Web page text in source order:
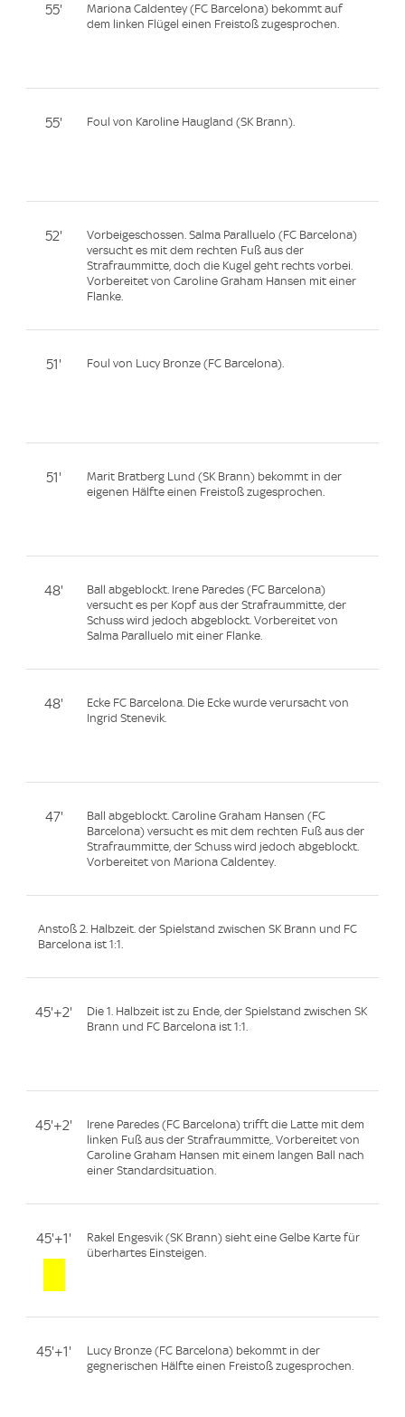
55'
Mariona Caldentey (FC Barcelona) bekommt auf
dem linken Flügel einen Freistoß zugesprochen.
55' Foul von Karoline Haugland (SK Brann).
52'
Vorbeigeschossen. Salma Paralluelo (FC Barcelona)
versucht es mit dem rechten Fuß aus der
Strafraummitte, doch die Kugel geht rechts vorbei.
Vorbereitet von Caroline Graham Hansen mit einer
Flanke.
51' Foul von Lucy Bronze (FC Barcelona).
51'
Marit Bratberg Lund (SK Brann) bekommt in der
eigenen Hälfte einen Freistoß zugesprochen.
48'
Ball abgeblockt. Irene Paredes (FC Barcelona)
versucht es per Kopf aus der Strafraummitte, der
Schuss wird jedoch abgeblockt. Vorbereitet von
Salma Paralluelo mit einer Flanke.
48'
Ecke FC Barcelona. Die Ecke wurde verursacht von
Ingrid Stenevik.
47'
Ball abgeblockt. Caroline Graham Hansen (FC
Barcelona) versucht es mit dem rechten Fuß aus der
Strafraummitte, der Schuss wird jedoch abgeblockt.
Vorbereitet von Mariona Caldentey.
Anstoß 2. Halbzeit. der Spielstand zwischen SK Brann und FC
Barcelona ist 1:1.
45'+2'
Die 1. Halbzeit ist zu Ende, der Spielstand zwischen SK
Brann und FC Barcelona ist 1:1.
45'+2'
Irene Paredes (FC Barcelona) trifft die Latte mit dem
linken Fuß aus der Strafraummitte,. Vorbereitet von
Caroline Graham Hansen mit einem langen Ball nach
einer Standardsituation.
45'+1'
Rakel Engesvik (SK Brann) sieht eine Gelbe Karte für
überhartes Einsteigen.
45'+1'
Lucy Bronze (FC Barcelona) bekommt in der
gegnerischen Hälfte einen Freistoß zugesprochen.